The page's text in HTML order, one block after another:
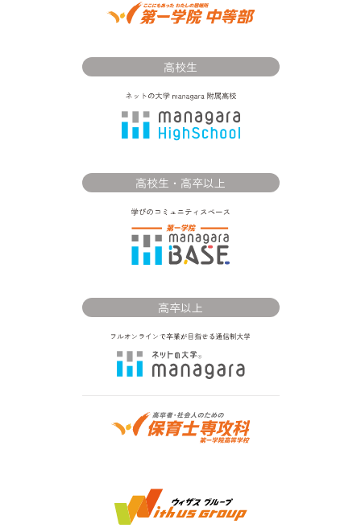
高校生
高校生・高卒以上
高卒以上